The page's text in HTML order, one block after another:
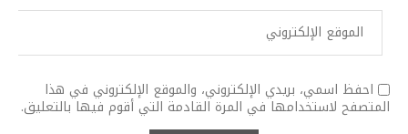
احفظ اسمي، بريدي الإلكتروني، والموقع الإلكتروني في هذا
المتصفح لاستخدامها في المرة القادمة التي أقوم فيها بالتعليق.